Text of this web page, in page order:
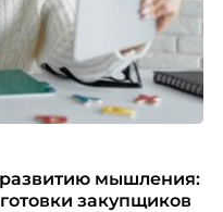
мышления:
закупщиков